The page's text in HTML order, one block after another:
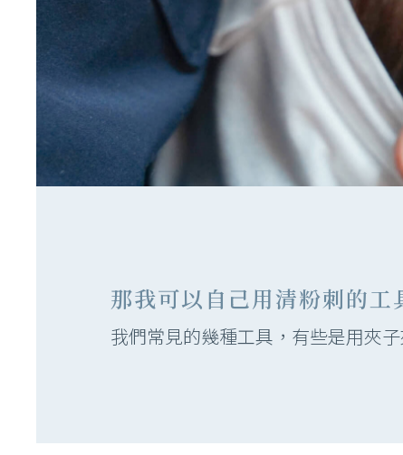
那我可以自己用清粉刺的工
我們常見的幾種工具，有些是用夾